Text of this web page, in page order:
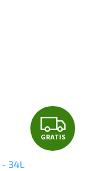
G
R
GRATIS
- 34L